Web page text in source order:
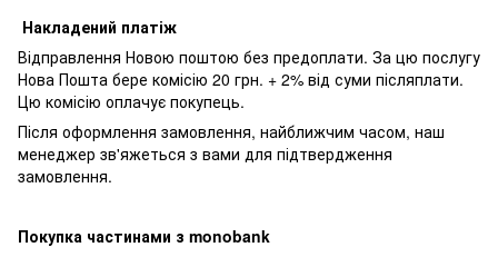
Накладений платіж
Відправлення Новою поштою без предоплати. За цю послугу
Нова Пошта бере комісію 20 грн. + 2% від суми післяплати.
Цю комісію оплачує покупець.
Після оформлення замовлення, найближчим часом, наш
менеджер зв'яжеться з вами для підтвердження
замовлення.
Покупка частинами з monobank